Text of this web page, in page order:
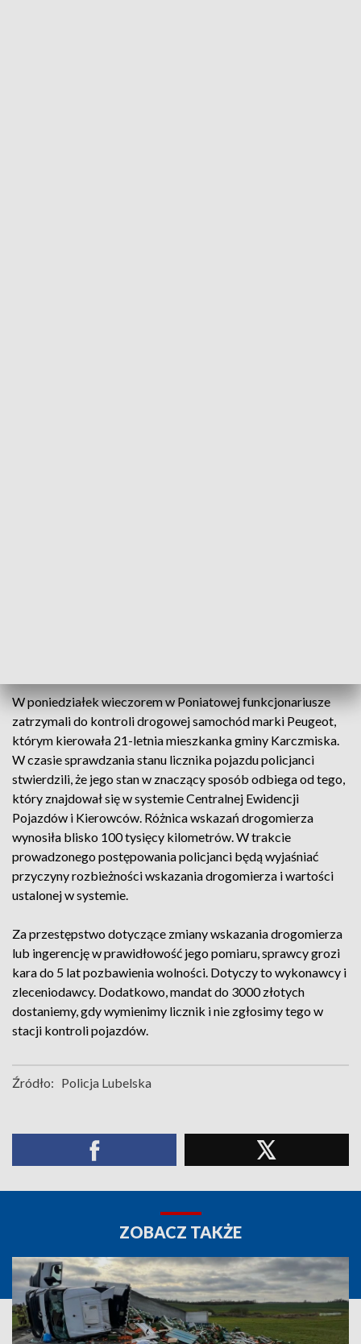
W poniedziałek wieczorem w Poniatowej funkcjonariusze
zatrzymali do kontroli drogowej samochód marki Peugeot,
którym kierowała 21-letnia mieszkanka gminy Karczmiska.
W czasie sprawdzania stanu licznika pojazdu policjanci
stwierdzili, że jego stan w znaczący sposób odbiega od tego,
który znajdował się w systemie Centralnej Ewidencji
Pojazdów i Kierowców. Różnica wskazań drogomierza
wynosiła blisko 100 tysięcy kilometrów. W trakcie
prowadzonego postępowania policjanci będą wyjaśniać
przyczyny rozbieżności wskazania drogomierza i wartości
ustalonej w systemie.
Za przestępstwo dotyczące zmiany wskazania drogomierza
lub ingerencję w prawidłowość jego pomiaru, sprawcy grozi
kara do 5 lat pozbawienia wolności. Dotyczy to wykonawcy i
zleceniodawcy. Dodatkowo, mandat do 3000 złotych
dostaniemy, gdy wymienimy licznik i nie zgłosimy tego w
stacji kontroli pojazdów.
Źródło: Policja Lubelska
ZOBACZ TAKŻE